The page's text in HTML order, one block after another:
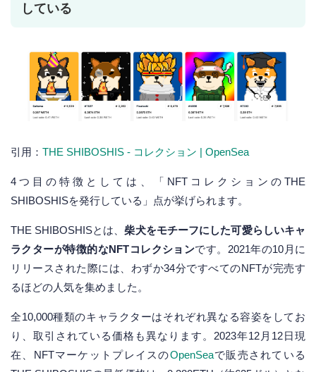
している
引用： THE SHIBOSHIS - コレクション | OpenSea
4つ目の特徴としては、「NFTコレクションのTHE
SHIBOSHISを発行している」点が挙げられます。
THE SHIBOSHISとは、柴犬をモチーフにした可愛らしいキャ
ラクターが特徴的なNFTコレクションです。2021年の10月に
リリースされた際には、わずか34分ですべてのNFTが完売す
るほどの人気を集めました。
全10,000種類のキャラクターはそれぞれ異なる容姿をしてお
り、取引されている価格も異なります。2023年12月12日現
在、NFTマーケットプレイスのOpenSeaで販売されている